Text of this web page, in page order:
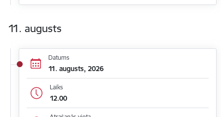
11. augusts
Datums
11. augusts, 2026
Laiks
12.00